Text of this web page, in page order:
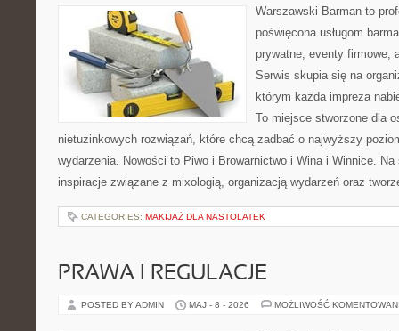
Warszawski Barman to
poświęcona usługom
prywatne, eventy firmowe,
Serwis skupia się na
którym każda impreza
To miejsce stworzone dla
nietuzinkowych rozwiązań, które chcą zadbać o najwyższy
wydarzenia. Nowości to Piwo i Browarnictwo i Wina i Winnice.
inspiracje związane z mixologią, organizacją wydarzeń oraz
CATEGORIES: MAKIJAŻ DLA NASTOLATEK
PRAWA I REGULACJE
POSTED BY ADMIN MAJ - 8 - 2026 MOŻLIWOŚĆ